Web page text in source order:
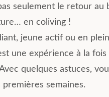
seulement le retour
en coliving !
jeune actif ou en
une expérience à la
quelques astuces,
premières semaines.
et
Le coliving
une excellente
J’avais besoin
rapidement à
sans
s’est déroulé
Lire la suite